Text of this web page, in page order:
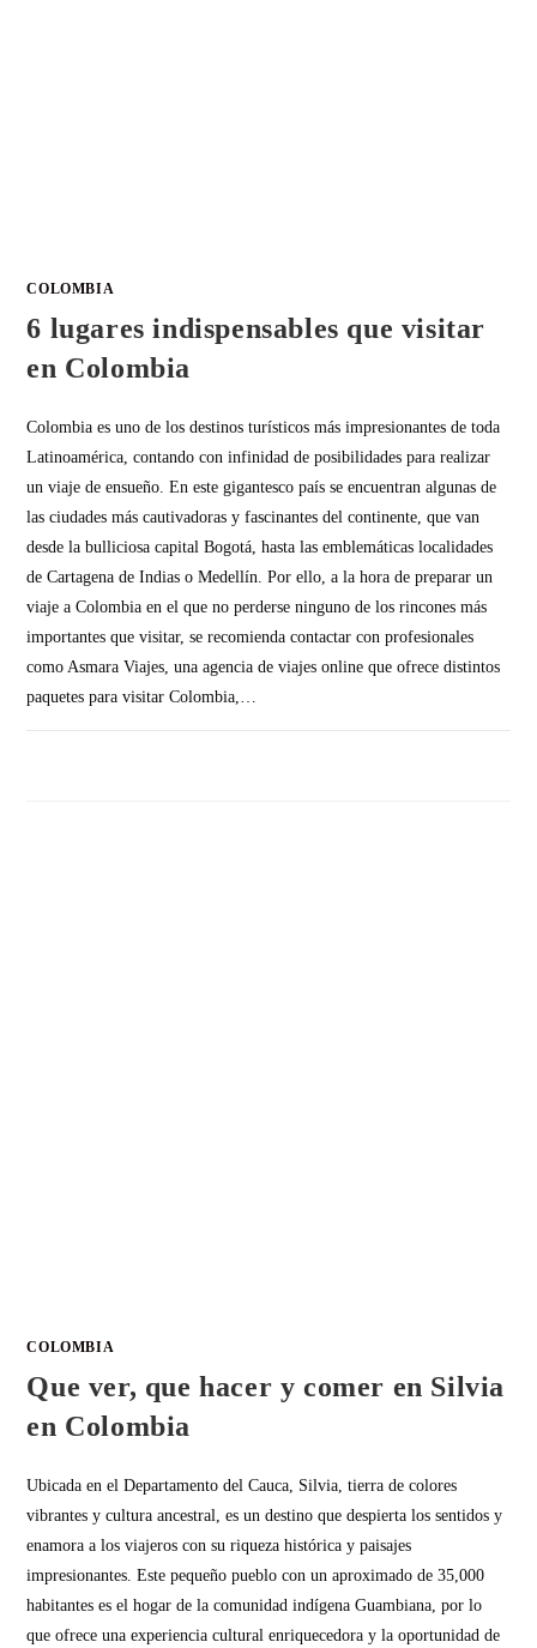
COLOMBIA
6 lugares indispensables que visitar
en Colombia
Colombia es uno de los destinos turísticos más impresionantes de toda
Latinoamérica, contando con infinidad de posibilidades para realizar
un viaje de ensueño. En este gigantesco país se encuentran algunas de
las ciudades más cautivadoras y fascinantes del continente, que van
desde la bulliciosa capital Bogotá, hasta las emblemáticas localidades
de Cartagena de Indias o Medellín. Por ello, a la hora de preparar un
viaje a Colombia en el que no perderse ninguno de los rincones más
importantes que visitar, se recomienda contactar con profesionales
como Asmara Viajes, una agencia de viajes online que ofrece distintos
paquetes para visitar Colombia,…
COLOMBIA
Que ver, que hacer y comer en Silvia
en Colombia
Ubicada en el Departamento del Cauca, Silvia, tierra de colores
vibrantes y cultura ancestral, es un destino que despierta los sentidos y
enamora a los viajeros con su riqueza histórica y paisajes
impresionantes. Este pequeño pueblo con un aproximado de 35,000
habitantes es el hogar de la comunidad indígena Guambiana, por lo
que ofrece una experiencia cultural enriquecedora y la oportunidad de